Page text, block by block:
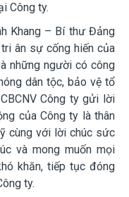
Công ty.
Khang – Bí thư Đảng
ân sự cống hiến của
những người có công
dân tộc, bảo vệ tổ
Công ty gửi lời
của Công ty là thân
cùng với lời chúc sức
và mong muốn mọi
khăn, tiếp tục đóng
ty.